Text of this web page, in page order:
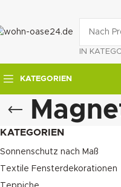
IN
KATEGORIEN
KATEGORIEN
Sonnenschutz nach Maß
Textile Fensterdekorationen